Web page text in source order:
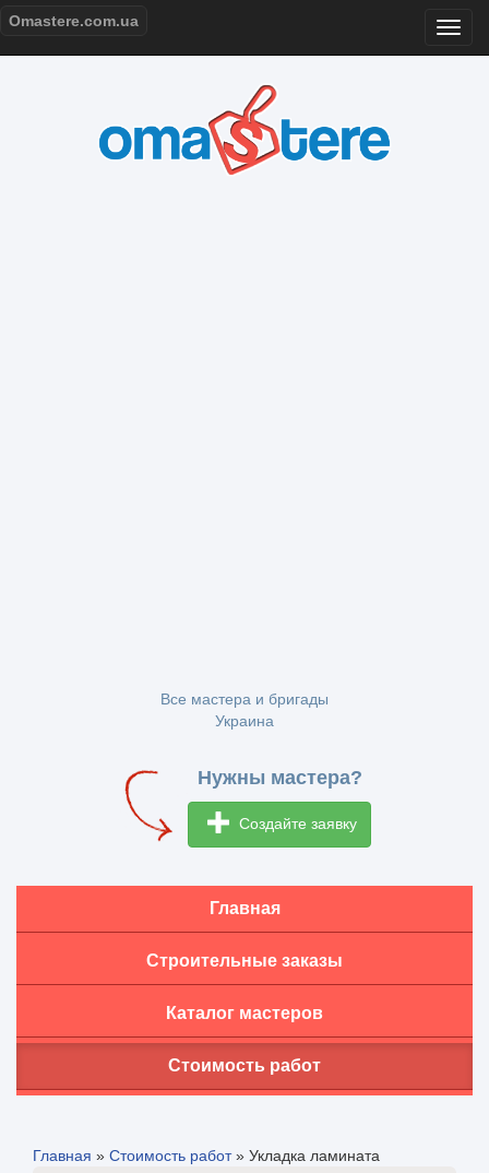
Omastere.com.ua
Все мастера и бригады
Украина
Нужны мастера?
Создайте заявку
Главная
Строительные заказы
Каталог мастеров
Стоимость работ
Главная » Стоимость работ» Укладка ламината